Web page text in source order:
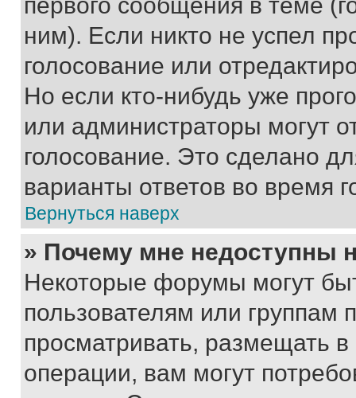
ним). Если никто не успел
голосование или
Но если кто-нибудь уже
или администраторы могут
голосование. Это сделано
варианты ответов во время
Вернуться наверх
» Почему мне недоступны
Некоторые форумы могут
пользователям или группам
просматривать, размещать
операции, вам могут